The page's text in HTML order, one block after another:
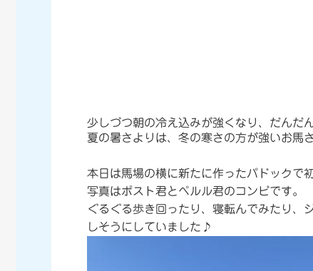
少しづつ朝の冷え込みが強くなり、だんだ
夏の暑さよりは、冬の寒さの方が強いお馬
本日は馬場の横に新たに作ったパドックで
写真はポスト君とペルル君のコンビです。
ぐるぐる歩き回ったり、寝転んでみたり、
しそうにしていました♪